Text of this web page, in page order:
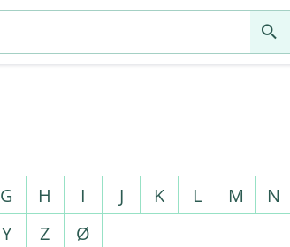
G H I J K L M N
Y Z Ø